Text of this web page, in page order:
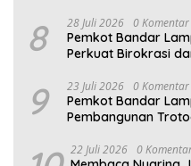
8 28 Juli 2026 0 Komentar
Pemkot Bandar
Perkuat Birokrasi
9 23 Juli 2026 0 Komentar
Pemkot Bandar
Pembangunan
22 Juli 2026 0